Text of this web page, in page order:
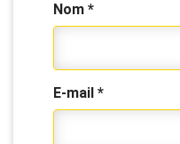
Nom *
E-mail *